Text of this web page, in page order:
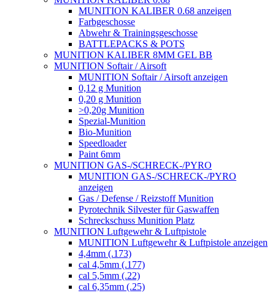
MUNITION KALIBER 0.68 anzeigen
Farbgeschosse
Abwehr & Trainingsgeschosse
BATTLEPACKS & POTS
MUNITION KALIBER 8MM GEL BB
MUNITION Softair / Airsoft
MUNITION Softair / Airsoft anzeigen
0,12 g Munition
0,20 g Munition
>0,20g Munition
Spezial-Munition
Bio-Munition
Speedloader
Paint 6mm
MUNITION GAS-/SCHRECK-/PYRO
MUNITION GAS-/SCHRECK-/PYRO
anzeigen
Gas / Defense / Reizstoff Munition
Pyrotechnik Silvester für Gaswaffen
Schreckschuss Munition Platz
MUNITION Luftgewehr & Luftpistole
MUNITION Luftgewehr & Luftpistole anzeigen
4,4mm (.173)
cal 4,5mm (.177)
cal 5,5mm (.22)
cal 6,35mm (.25)